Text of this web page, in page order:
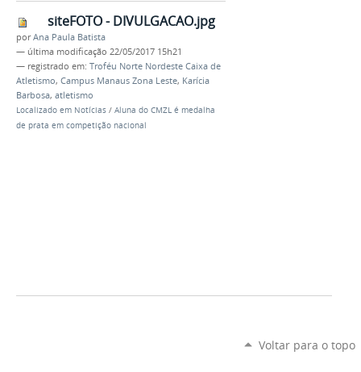
siteFOTO - DIVULGACAO.jpg
porAna Paula Batista
— última modificação 22/05/2017 15h21
— registrado em: Troféu Norte Nordeste Caixa de
Atletismo, Campus Manaus Zona Leste, Karícia
Barbosa, atletismo
Localizado em Notícias / Aluna do CMZL é medalha
de prata em competição nacional
Voltar para o topo